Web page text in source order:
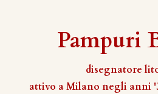
Pampuri
disegnatore
attivo a Milano negli anni